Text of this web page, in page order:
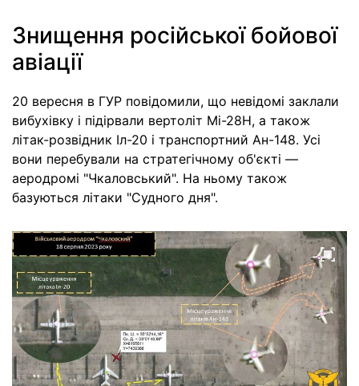
Знищення російської бойової
авіації
20 вересня в ГУР повідомили, що невідомі заклали
вибухівку і підірвали вертоліт Мі-28Н, а також
літак-розвідник Іл-20 і транспортний Ан-148. Усі
вони перебували на стратегічному об'єкті —
аеродромі "Чкаловський". На ньому також
базуються літаки "Судного дня".